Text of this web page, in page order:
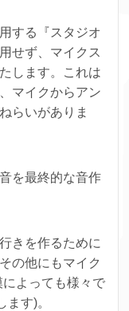
する『スタジオ
せず、マイクス
します。 これは
マイクからアン
らいがありま
を最終的な音作
きを作るために
の他にもマイク
よっても様々で
す)。